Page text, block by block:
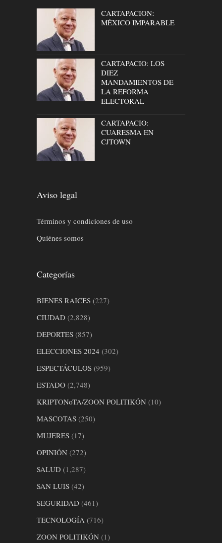
CARTAPACION:
MÉXICO IMPARABLE
CARTAPACIO: LOS
DIEZ
MANDAMIENTOS DE
LA REFORMA
ELECTORAL
CARTAPACIO:
CUARESMA EN
CJTOWN
Aviso legal
Términos y condiciones de uso
Quiénes somos
Categorías
BIENES RAICES (227)
CIUDAD (2,828)
DEPORTES (857)
ELECCIONES 2024 (302)
ESPECTÁCULOS (959)
ESTADO (2,748)
KRIPTONoTA/ZOON POLITIKÓN (10)
MASCOTAS (250)
MUJERES (17)
OPINIÓN (272)
SALUD (1,287)
SAN LUIS (42)
SEGURIDAD (461)
TECNOLOGÍA (716)
ZOON POLITIKÓN (1)